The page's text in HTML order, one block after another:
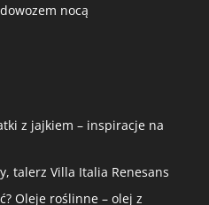
nocą
z jajkiem – inspiracje na
talerz Villa Italia Renesans
Oleje roślinne – olej z